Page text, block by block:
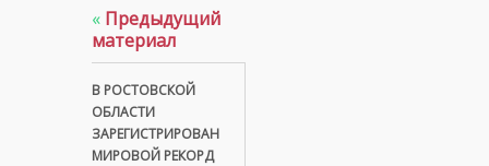
« Предыдущий
материал
В РОСТОВСКОЙ
ОБЛАСТИ
ЗАРЕГИСТРИРОВАН
МИРОВОЙ РЕКОРД